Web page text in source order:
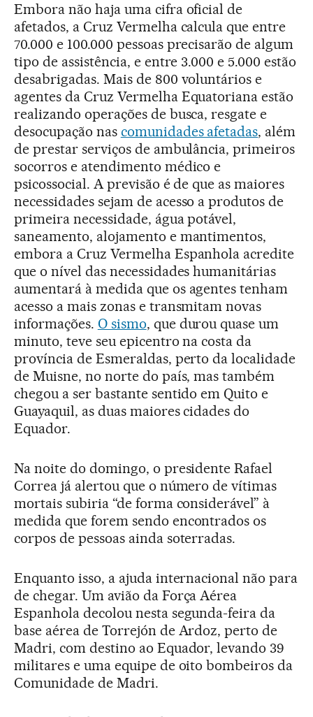
Embora não haja uma cifra oficial de
afetados, a Cruz Vermelha calcula que entre
70.000 e 100.000 pessoas precisarão de algum
tipo de assistência, e entre 3.000 e 5.000 estão
desabrigadas. Mais de 800 voluntários e
agentes da Cruz Vermelha Equatoriana estão
realizando operações de busca, resgate e
desocupação nas comunidades afetadas, além
de prestar serviços de ambulância, primeiros
socorros e atendimento médico e
psicossocial. A previsão é de que as maiores
necessidades sejam de acesso a produtos de
primeira necessidade, água potável,
saneamento, alojamento e mantimentos,
embora a Cruz Vermelha Espanhola acredite
que o nível das necessidades humanitárias
aumentará à medida que os agentes tenham
acesso a mais zonas e transmitam novas
informações. O sismo, que durou quase um
minuto, teve seu epicentro na costa da
província de Esmeraldas, perto da localidade
de Muisne, no norte do país, mas também
chegou a ser bastante sentido em Quito e
Guayaquil, as duas maiores cidades do
Equador.
Na noite do domingo, o presidente Rafael
Correa já alertou que o número de vítimas
mortais subiria “de forma considerável” à
medida que forem sendo encontrados os
corpos de pessoas ainda soterradas.
Enquanto isso, a ajuda internacional não para
de chegar. Um avião da Força Aérea
Espanhola decolou nesta segunda-feira da
base aérea de Torrejón de Ardoz, perto de
Madri, com destino ao Equador, levando 39
militares e uma equipe de oito bombeiros da
Comunidade de Madri.